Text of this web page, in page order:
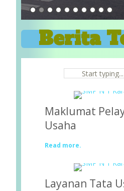
Berita
Maklumat
Usaha
Read more.
Layanan Tata